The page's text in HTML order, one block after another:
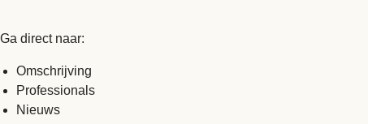
Ga direct naar:
Omschrijving
Professionals
Nieuws